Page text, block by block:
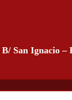
San Ignacio –